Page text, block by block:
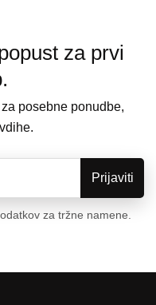
za prvi
posebne ponudbe,
za tržne namene.